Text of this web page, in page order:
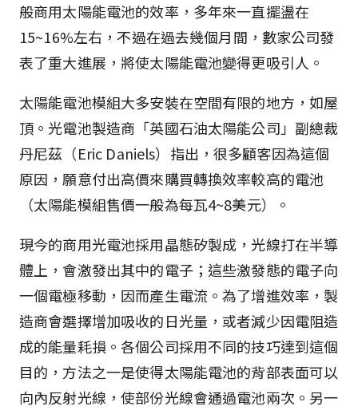
般商用太陽能電池的效率，多年來一直擺盪在
15~16%左右，不過在過去幾個月間，數家公司發
表了重大進展，將使太陽能電池變得更吸引人。
太陽能電池模組大多安裝在空間有限的地方，如屋
頂。光電池製造商「英國石油太陽能公司」副總裁
丹尼茲（Eric Daniels）指出，很多顧客因為這個
原因，願意付出高價來購買轉換效率較高的電池
（太陽能模組售價一般為每瓦4~8美元）。
現今的商用光電池採用晶態矽製成，光線打在半導
體上，會激發出其中的電子；這些激發態的電子向
一個電極移動，因而產生電流。為了增進效率，製
造商會選擇增加吸收的日光量，或者減少因電阻造
成的能量耗損。各個公司採用不同的技巧達到這個
目的，方法之一是使得太陽能電池的背部表面可以
向內反射光線，使部份光線會通過電池兩次。另一